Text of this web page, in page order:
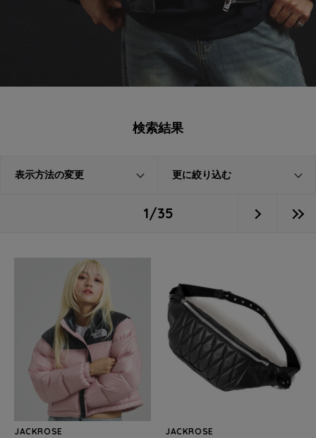
検索結果
表示方法の変更 更に絞り込む
1/35
JACKROSE
JACKROSE